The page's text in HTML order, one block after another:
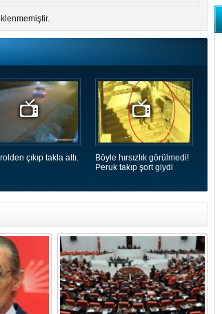
çıkıp takla attı.
Böyle hırsızlık görülmedi!
Peruk takıp şort giydi